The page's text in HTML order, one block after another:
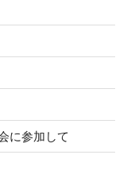
に参加して